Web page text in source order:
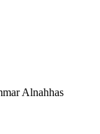
Alnahhas